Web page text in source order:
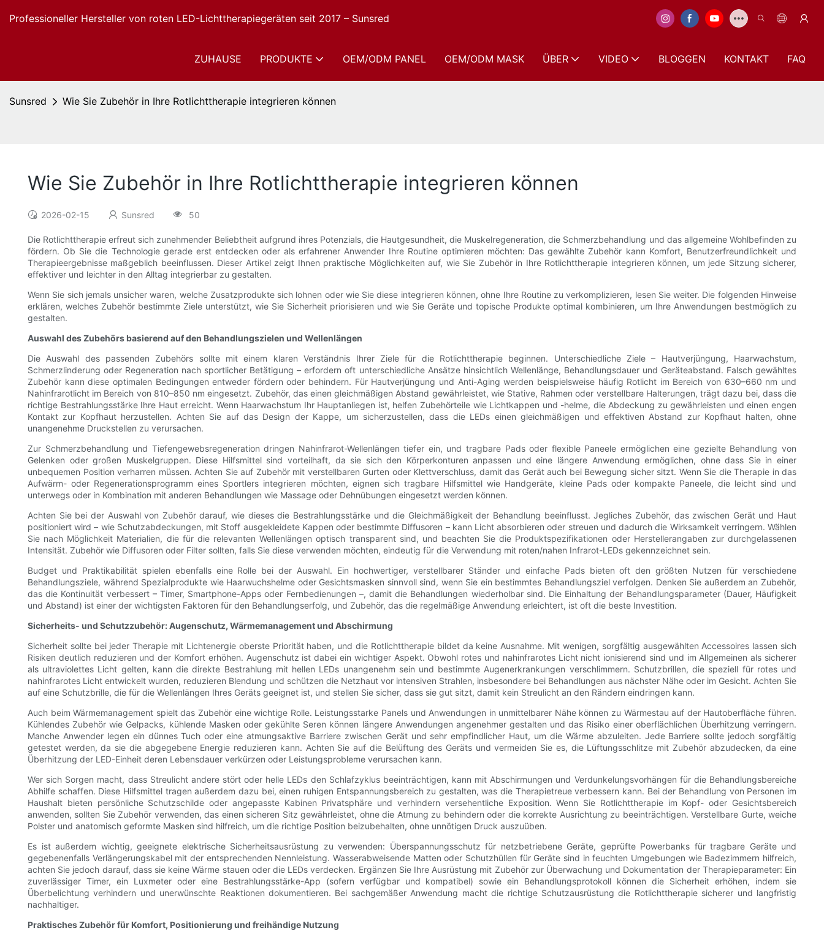
Professioneller Hersteller von roten LED-Lichttherapiegeräten seit 2017 – Sunsred
ZUHAUSE PRODUKTE OEM/ODM PANEL OEM/ODM MASK ÜBER VIDEO BLOGGEN KONTAKT FAQ
Sunsred Wie Sie Zubehör in Ihre Rotlichttherapie integrieren können
Wie Sie Zubehör in Ihre Rotlichttherapie integrieren können
2026-02-15 Sunsred 50
Die Rotlichttherapie erfreut sich zunehmender Beliebtheit aufgrund ihres Potenzials, die Hautgesundheit, die Muskelregeneration, die Schmerzbehandlung und das allgemeine Wohlbefinden zu
fördern. Ob Sie die Technologie gerade erst entdecken oder als erfahrener Anwender Ihre Routine optimieren möchten: Das gewählte Zubehör kann Komfort, Benutzerfreundlichkeit und
Therapieergebnisse maßgeblich beeinflussen. Dieser Artikel zeigt Ihnen praktische Möglichkeiten auf, wie Sie Zubehör in Ihre Rotlichttherapie integrieren können, um jede Sitzung sicherer,
effektiver und leichter in den Alltag integrierbar zu gestalten.
Wenn Sie sich jemals unsicher waren, welche Zusatzprodukte sich lohnen oder wie Sie diese integrieren können, ohne Ihre Routine zu verkomplizieren, lesen Sie weiter. Die folgenden Hinweise
erklären, welches Zubehör bestimmte Ziele unterstützt, wie Sie Sicherheit priorisieren und wie Sie Geräte und topische Produkte optimal kombinieren, um Ihre Anwendungen bestmöglich zu
gestalten.
Auswahl des Zubehörs basierend auf den Behandlungszielen und Wellenlängen
Die Auswahl des passenden Zubehörs sollte mit einem klaren Verständnis Ihrer Ziele für die Rotlichttherapie beginnen. Unterschiedliche Ziele – Hautverjüngung, Haarwachstum,
Schmerzlinderung oder Regeneration nach sportlicher Betätigung – erfordern oft unterschiedliche Ansätze hinsichtlich Wellenlänge, Behandlungsdauer und Geräteabstand. Falsch gewähltes
Zubehör kann diese optimalen Bedingungen entweder fördern oder behindern. Für Hautverjüngung und Anti-Aging werden beispielsweise häufig Rotlicht im Bereich von 630–660 nm und
Nahinfrarotlicht im Bereich von 810–850 nm eingesetzt. Zubehör, das einen gleichmäßigen Abstand gewährleistet, wie Stative, Rahmen oder verstellbare Halterungen, trägt dazu bei, dass die
richtige Bestrahlungsstärke Ihre Haut erreicht. Wenn Haarwachstum Ihr Hauptanliegen ist, helfen Zubehörteile wie Lichtkappen und -helme, die Abdeckung zu gewährleisten und einen engen
Kontakt zur Kopfhaut herzustellen. Achten Sie auf das Design der Kappe, um sicherzustellen, dass die LEDs einen gleichmäßigen und effektiven Abstand zur Kopfhaut halten, ohne
unangenehme Druckstellen zu verursachen.
Zur Schmerzbehandlung und Tiefengewebsregeneration dringen Nahinfrarot-Wellenlängen tiefer ein, und tragbare Pads oder flexible Paneele ermöglichen eine gezielte Behandlung von
Gelenken oder großen Muskelgruppen. Diese Hilfsmittel sind vorteilhaft, da sie sich den Körperkonturen anpassen und eine längere Anwendung ermöglichen, ohne dass Sie in einer
unbequemen Position verharren müssen. Achten Sie auf Zubehör mit verstellbaren Gurten oder Klettverschluss, damit das Gerät auch bei Bewegung sicher sitzt. Wenn Sie die Therapie in das
Aufwärm- oder Regenerationsprogramm eines Sportlers integrieren möchten, eignen sich tragbare Hilfsmittel wie Handgeräte, kleine Pads oder kompakte Paneele, die leicht sind und
unterwegs oder in Kombination mit anderen Behandlungen wie Massage oder Dehnübungen eingesetzt werden können.
Achten Sie bei der Auswahl von Zubehör darauf, wie dieses die Bestrahlungsstärke und die Gleichmäßigkeit der Behandlung beeinflusst. Jegliches Zubehör, das zwischen Gerät und Haut
positioniert wird – wie Schutzabdeckungen, mit Stoff ausgekleidete Kappen oder bestimmte Diffusoren – kann Licht absorbieren oder streuen und dadurch die Wirksamkeit verringern. Wählen
Sie nach Möglichkeit Materialien, die für die relevanten Wellenlängen optisch transparent sind, und beachten Sie die Produktspezifikationen oder Herstellerangaben zur durchgelassenen
Intensität. Zubehör wie Diffusoren oder Filter sollten, falls Sie diese verwenden möchten, eindeutig für die Verwendung mit roten/nahen Infrarot-LEDs gekennzeichnet sein.
Budget und Praktikabilität spielen ebenfalls eine Rolle bei der Auswahl. Ein hochwertiger, verstellbarer Ständer und einfache Pads bieten oft den größten Nutzen für verschiedene
Behandlungsziele, während Spezialprodukte wie Haarwuchshelme oder Gesichtsmasken sinnvoll sind, wenn Sie ein bestimmtes Behandlungsziel verfolgen. Denken Sie außerdem an Zubehör,
das die Kontinuität verbessert – Timer, Smartphone-Apps oder Fernbedienungen –, damit die Behandlungen wiederholbar sind. Die Einhaltung der Behandlungsparameter (Dauer, Häufigkeit
und Abstand) ist einer der wichtigsten Faktoren für den Behandlungserfolg, und Zubehör, das die regelmäßige Anwendung erleichtert, ist oft die beste Investition.
Sicherheits- und Schutzzubehör: Augenschutz, Wärmemanagement und Abschirmung
Sicherheit sollte bei jeder Therapie mit Lichtenergie oberste Priorität haben, und die Rotlichttherapie bildet da keine Ausnahme. Mit wenigen, sorgfältig ausgewählten Accessoires lassen sich
Risiken deutlich reduzieren und der Komfort erhöhen. Augenschutz ist dabei ein wichtiger Aspekt. Obwohl rotes und nahinfrarotes Licht nicht ionisierend sind und im Allgemeinen als sicherer
als ultraviolettes Licht gelten, kann die direkte Bestrahlung mit hellen LEDs unangenehm sein und bestimmte Augenerkrankungen verschlimmern. Schutzbrillen, die speziell für rotes und
nahinfrarotes Licht entwickelt wurden, reduzieren Blendung und schützen die Netzhaut vor intensiven Strahlen, insbesondere bei Behandlungen aus nächster Nähe oder im Gesicht. Achten Sie
auf eine Schutzbrille, die für die Wellenlängen Ihres Geräts geeignet ist, und stellen Sie sicher, dass sie gut sitzt, damit kein Streulicht an den Rändern eindringen kann.
Auch beim Wärmemanagement spielt das Zubehör eine wichtige Rolle. Leistungsstarke Panels und Anwendungen in unmittelbarer Nähe können zu Wärmestau auf der Hautoberfläche führen.
Kühlendes Zubehör wie Gelpacks, kühlende Masken oder gekühlte Seren können längere Anwendungen angenehmer gestalten und das Risiko einer oberflächlichen Überhitzung verringern.
Manche Anwender legen ein dünnes Tuch oder eine atmungsaktive Barriere zwischen Gerät und sehr empfindlicher Haut, um die Wärme abzuleiten. Jede Barriere sollte jedoch sorgfältig
getestet werden, da sie die abgegebene Energie reduzieren kann. Achten Sie auf die Belüftung des Geräts und vermeiden Sie es, die Lüftungsschlitze mit Zubehör abzudecken, da eine
Überhitzung der LED-Einheit deren Lebensdauer verkürzen oder Leistungsprobleme verursachen kann.
Wer sich Sorgen macht, dass Streulicht andere stört oder helle LEDs den Schlafzyklus beeinträchtigen, kann mit Abschirmungen und Verdunkelungsvorhängen für die Behandlungsbereiche
Abhilfe schaffen. Diese Hilfsmittel tragen außerdem dazu bei, einen ruhigen Entspannungsbereich zu gestalten, was die Therapietreue verbessern kann. Bei der Behandlung von Personen im
Haushalt bieten persönliche Schutzschilde oder angepasste Kabinen Privatsphäre und verhindern versehentliche Exposition. Wenn Sie Rotlichttherapie im Kopf- oder Gesichtsbereich
anwenden, sollten Sie Zubehör verwenden, das einen sicheren Sitz gewährleistet, ohne die Atmung zu behindern oder die korrekte Ausrichtung zu beeinträchtigen. Verstellbare Gurte, weiche
Polster und anatomisch geformte Masken sind hilfreich, um die richtige Position beizubehalten, ohne unnötigen Druck auszuüben.
Es ist außerdem wichtig, geeignete elektrische Sicherheitsausrüstung zu verwenden: Überspannungsschutz für netzbetriebene Geräte, geprüfte Powerbanks für tragbare Geräte und
gegebenenfalls Verlängerungskabel mit der entsprechenden Nennleistung. Wasserabweisende Matten oder Schutzhüllen für Geräte sind in feuchten Umgebungen wie Badezimmern hilfreich,
achten Sie jedoch darauf, dass sie keine Wärme stauen oder die LEDs verdecken. Ergänzen Sie Ihre Ausrüstung mit Zubehör zur Überwachung und Dokumentation der Therapieparameter: Ein
zuverlässiger Timer, ein Luxmeter oder eine Bestrahlungsstärke-App (sofern verfügbar und kompatibel) sowie ein Behandlungsprotokoll können die Sicherheit erhöhen, indem sie
Überbelichtung verhindern und unerwünschte Reaktionen dokumentieren. Bei sachgemäßer Anwendung macht die richtige Schutzausrüstung die Rotlichttherapie sicherer und langfristig
nachhaltiger.
Praktisches Zubehör für Komfort, Positionierung und freihändige Nutzung